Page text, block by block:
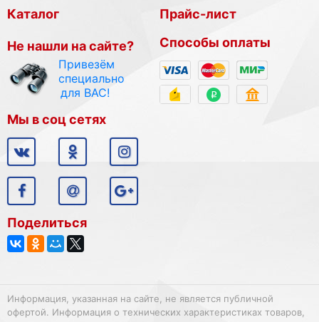
Каталог
Не нашли на сайте?
Привезём
специально
для ВАС!
Прайс-лист
Способы оплаты
Мы в соц сетях
Поделиться
Информация, указанная на сайте, не является публичной
офертой. Информация о технических характеристиках товаров,